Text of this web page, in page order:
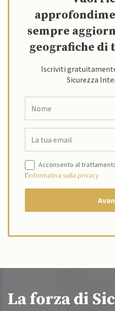
sempre
geografiche di
Iscriviti
Sicurezza
Acconsento al
l’informativa sulla privacy
La forza di